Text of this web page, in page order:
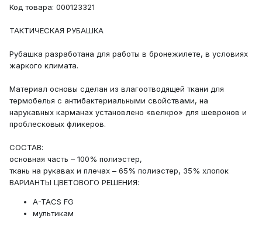
Код товара: 000123321
ТАКТИЧЕСКАЯ РУБАШКА
Рубашка разработана для работы в бронежилете, в условиях
жаркого климата.
Материал основы сделан из влагоотводящей ткани для
термобелья с антибактериальными свойствами, на
нарукавных карманах установлено «велкро» для шевронов и
проблесковых фликеров.
СОСТАВ:
основная часть – 100% полиэстер,
ткань на рукавах и плечах – 65% полиэстер, 35% хлопок
ВАРИАНТЫ ЦВЕТОВОГО РЕШЕНИЯ:
A-TACS FG
мультикам